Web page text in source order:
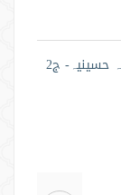
حسینیہ- ج2